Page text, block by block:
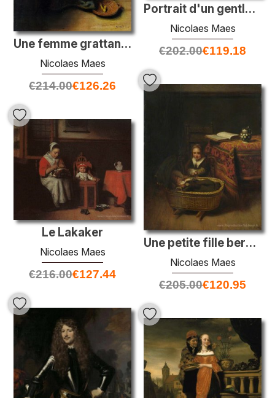
Portrait d'un gentleman inconnu
Nicolaes Maes
€202.00€119.18
Une femme grattant les panais, avec un enfant debout à côté d'el
Nicolaes Maes
€214.00€126.26
Une petite fille berçant un berceau
Nicolaes Maes
€205.00€120.95
Le Lakaker
Nicolaes Maes
€216.00€127.44